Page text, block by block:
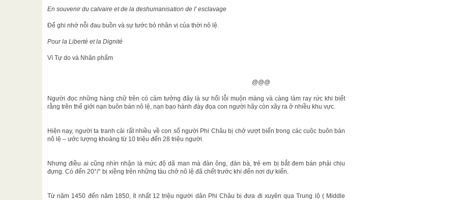
En souvenir du calvaire et de la deshumanisation de l' esclavage
Để ghi nhớ nỗi đau buồn và sự tước bỏ nhân vị của thời nô lệ.
Pour la Liberté et la Dignité
Vì Tự do và Nhân phẩm
@@@
Người đọc những hàng chữ trên có cảm tưởng đây là sự hối lỗi muộn màng và càng làm ray rức khi biết
rằng trên thế giới nạn buôn bán nô lệ, nạn bạo hành đày đọa con người hãy còn xãy ra ở nhiều khu vực.
Hiện nay, người ta tranh cải rất nhiều về con số người Phi Châu bị chở vượt biển trong các cuộc buôn bán
nô lệ – ước lượng khoảng từ 10 triệu đến 28 triệu người.
Nhưng điều ai cũng nhìn nhận là mức độ dã man mà đàn ông, đàn bà, trẻ em bị bắt đem bán phải chịu
đựng. Có đến 20°/° bị xiềng trên những tàu chở nô lệ đã chết trước khi đến nơi dự kiến.
Từ năm 1450 đến năm 1850, ít nhất 12 triệu người dân Phi Châu bị đưa đi xuyên qua Trung lộ ( Middle